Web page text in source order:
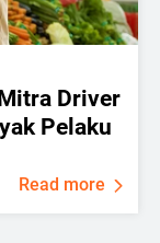
Driver
Pelaku
Read more